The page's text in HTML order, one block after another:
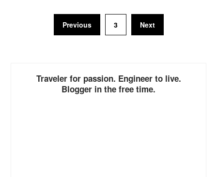
Previous 3 Next
Traveler for passion. Engineer to live.
Blogger in the free time.